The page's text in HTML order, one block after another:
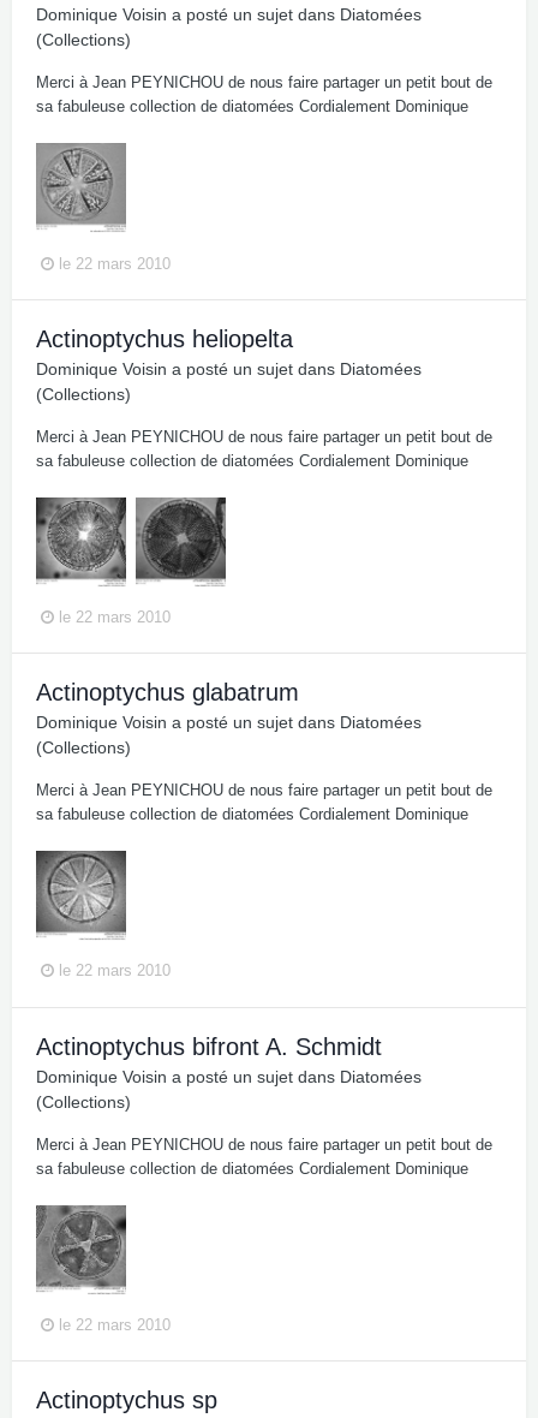
Dominique Voisin a posté un sujet dans Diatomées
(Collections)
Merci à Jean PEYNICHOU de nous faire partager un petit bout de
sa fabuleuse collection de diatomées Cordialement Dominique
le 22 mars 2010
Actinoptychus heliopelta
Dominique Voisin a posté un sujet dans Diatomées
(Collections)
Merci à Jean PEYNICHOU de nous faire partager un petit bout de
sa fabuleuse collection de diatomées Cordialement Dominique
le 22 mars 2010
Actinoptychus glabatrum
Dominique Voisin a posté un sujet dans Diatomées
(Collections)
Merci à Jean PEYNICHOU de nous faire partager un petit bout de
sa fabuleuse collection de diatomées Cordialement Dominique
le 22 mars 2010
Actinoptychus bifront A. Schmidt
Dominique Voisin a posté un sujet dans Diatomées
(Collections)
Merci à Jean PEYNICHOU de nous faire partager un petit bout de
sa fabuleuse collection de diatomées Cordialement Dominique
le 22 mars 2010
Actinoptychus sp